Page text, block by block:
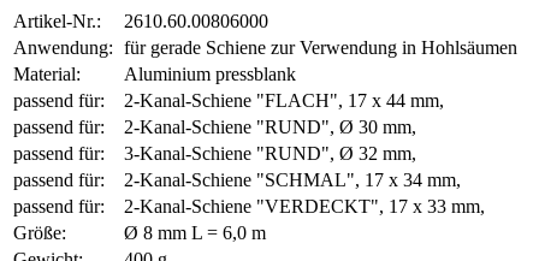
Artikel-Nr.:
2610.60.00806000
Anwendung: für gerade Schiene zur Verwendung in Hohlsäumen
Material:
Aluminium pressblank
passend für:
2-Kanal-Schiene "FLACH", 17 x 44 mm,
passend für:
2-Kanal-Schiene "RUND", Ø 30 mm,
passend für:
3-Kanal-Schiene "RUND", Ø 32 mm,
passend für:
2-Kanal-Schiene "SCHMAL", 17 x 34 mm,
passend für:
2-Kanal-Schiene "VERDECKT", 17 x 33 mm,
Größe:
Ø 8 mm L = 6,0 m